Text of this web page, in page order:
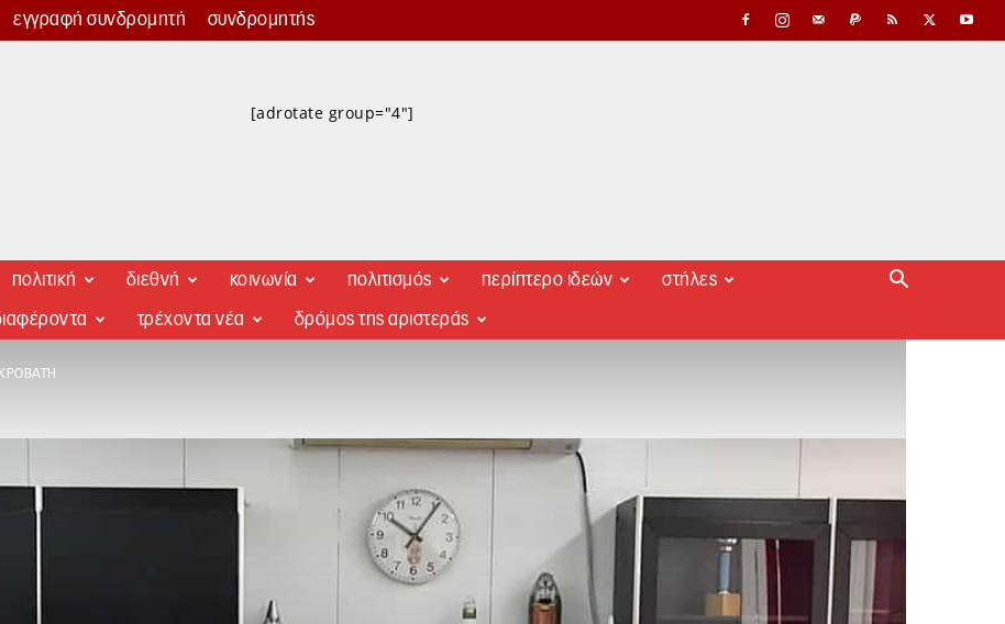
εγγραφή συνδρομητή συνδρομητής
[adrotate group="4"]
πολιτική διεθνή κοινωνία πολιτισμός περίπτερο ιδεών στήλες
τρέχοντα νέα δρόμος της αριστεράς